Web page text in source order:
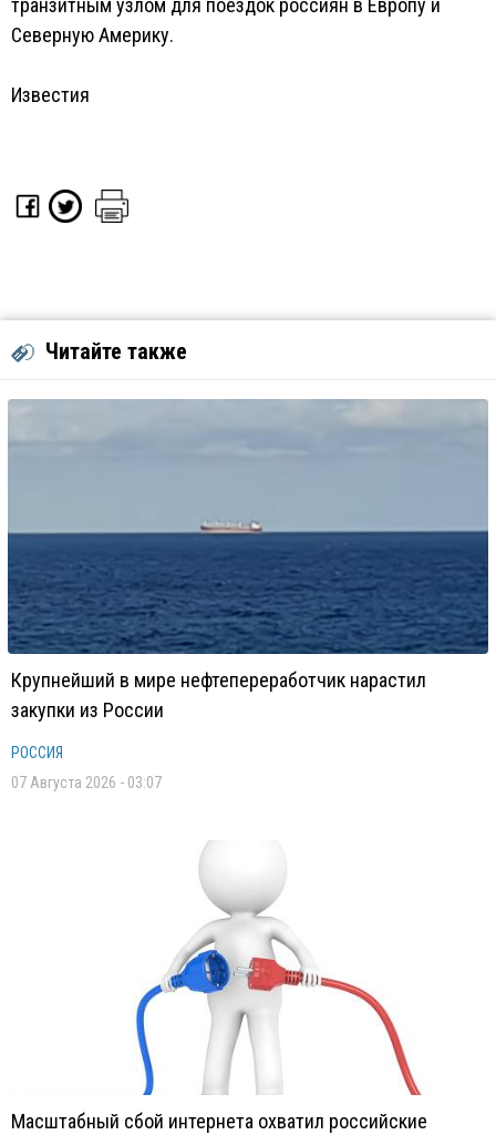
транзитным узлом для поездок россиян в Европу и
Северную Америку.
Известия
Читайте также
Крупнейший в мире нефтепереработчик нарастил
закупки из России
РОССИЯ
07 Августа 2026 - 03:07
Масштабный сбой интернета охватил российские